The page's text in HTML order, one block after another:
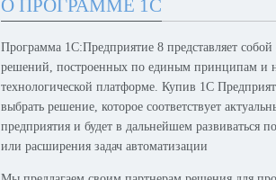
О ПРОГРАММЕ 1С
Программа 1С:Предприятие 8 представляет
решений, построенных по единым принципам и
технологической платформе. Купив 1С
выбрать решение, которое соответствует
предприятия и будет в дальнейшем развиваться
или расширения задач автоматизации